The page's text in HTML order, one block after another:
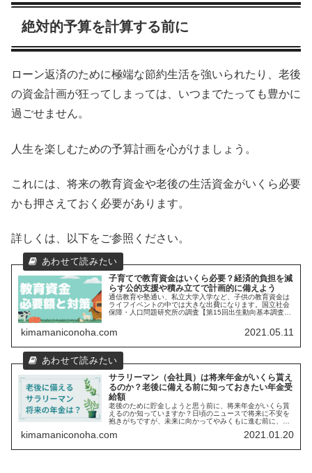
絶対的予算を計算する前に
ローン返済のために極端な節約生活を強いられたり、老後
の資金計画が狂ってしまっては、いつまでたっても豊かに
過ごせません。
人生を楽しむための予算計画を心がけましょう。
これには、将来の教育資金や老後の生活資金がいくら必要
かも押さえておく必要があります。
詳しくは、以下をご参照ください。
子育てで教育資金はいくら必要？経済的負担を減
らす公的支援や積み立てで計画的に備えよう
通信教育や塾通い、私立大学入学など、子供の教育資金は
ライフイベントの中では大きな出費になります。国立社会
保障・人口問題研究所の調査【第15回出生動向基本調査
kimamaniconoha.com 2021.05.11
サラリーマン（会社員）は将来年金がいくら貰え
るのか？老後に備える前に知っておきたい年金受
給額
老後のために貯金しようと思う前に、将来年金がいくら貰
えるのか知っていますか？日頃のニュースで将来に不安を
抱きがちですが、未来に向かってやみくもに進む前に、現
ある程度把握することで、最低限の...
kimamaniconoha.com 2021.01.20